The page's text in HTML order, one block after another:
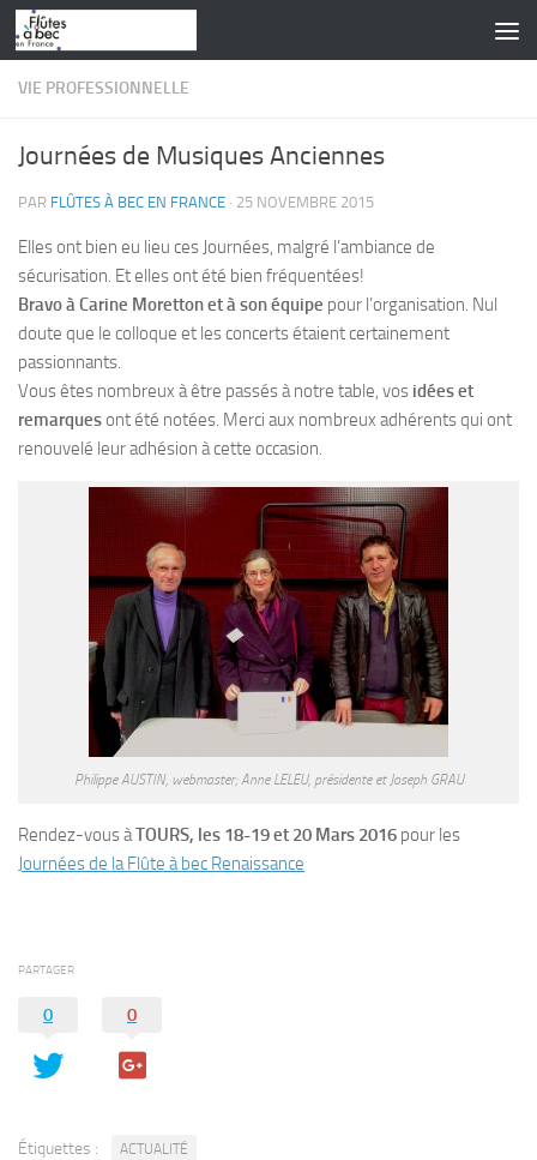
Skip to content
VIE PROFESSIONNELLE
Journées de Musiques Anciennes
PAR FLÛTES À BEC EN FRANCE · 25 NOVEMBRE 2015
Elles ont bien eu lieu ces Journées, malgré l’ambiance de
sécurisation. Et elles ont été bien fréquentées!
Bravo à Carine Moretton et à son équipe pour l’organisation. Nul
doute que le colloque et les concerts étaient certainement
passionnants.
Vous êtes nombreux à être passés à notre table, vos idées et
remarquesont été notées. Merci aux nombreux adhérents qui ont
renouvelé leur adhésion à cette occasion.
Philippe AUSTIN, webmaster; Anne LELEU, présidente et Joseph GRAU
Rendez-vous àTOURS, les 18-19 et 20 Mars 2016 pour les
Journées de la Flûte à bec Renaissance
PARTAGER
0 0
Étiquettes : ACTUALITÉ